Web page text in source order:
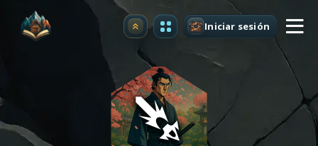
Mejorar Iniciar sesión